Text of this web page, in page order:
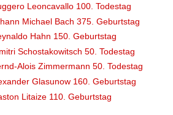
Leoncavallo 100. Todestag
Michael Bach 375. Geburtstag
Hahn 150. Geburtstag
Schostakowitsch 50. Todestag
Alois Zimmermann 50. Todestag
Glasunow 160. Geburtstag
Litaize 110. Geburtstag